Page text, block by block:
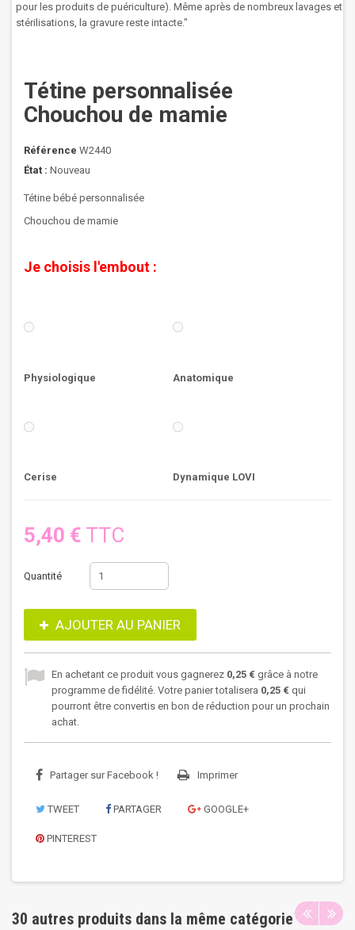
pour les produits de puériculture). Même après de nombreux lavages et
stérilisations, la gravure reste intacte."
Tétine personnalisée
Chouchou de mamie
Référence W2440
État : Nouveau
Tétine bébé personnalisée
Chouchou de mamie
Je choisis l'embout :
Physiologique Anatomique
Cerise Dynamique LOVI
5,40 € TTC
Quantité
AJOUTER AU PANIER
En achetant ce produit vous gagnerez 0,25 € grâce à notre
programme de fidélité. Votre panier totalisera 0,25 € qui
pourront être convertis en bon de réduction pour un prochain
achat.
Partager sur Facebook ! Imprimer
TWEET PARTAGER GOOGLE+
PINTEREST
30 autres produits dans la même catégorie